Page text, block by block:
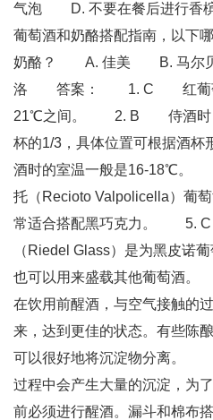
气泡 D. 不要在餐后进行香
葡萄酒和奶酪搭配指南，以下
奶酪？ A. 佳美 B. 马
洛 答案： 1. C 红葡萄酒
21℃之间。 2. B 侍酒时，
杯的1/3，具体位置可根据
酒时的室温一般是16-18℃
托（Recioto Valpolicella）葡
常适合搭配黑巧克力。 5.
（Riedel Glass）是为黑皮诺
也可以用来盛载其他葡
在饮用前醒酒，与空气接触的
来，达到更佳的状态。有些陈
可以很好地将沉淀物分离
过程中会产生大量的沉淀，为
前必须进行醒酒。漏斗和棉布